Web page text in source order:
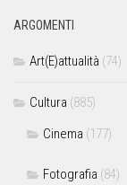
ARGOMENTI
Art(E)attualità (74)
Cultura (885)
Cinema (177)
Fotografia (84)